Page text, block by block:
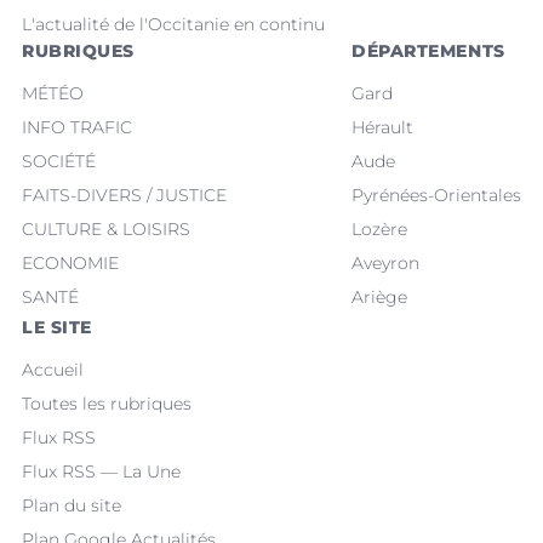
L'actualité de l'Occitanie en continu
RUBRIQUES
MÉTÉO
INFO TRAFIC
SOCIÉTÉ
FAITS-DIVERS / JUSTICE
CULTURE & LOISIRS
ECONOMIE
SANTÉ
DÉPARTEMENTS
Gard
Hérault
Aude
Pyrénées-Orientales
Lozère
Aveyron
Ariège
LE SITE
Accueil
Toutes les rubriques
Flux RSS
Flux RSS — La Une
Plan du site